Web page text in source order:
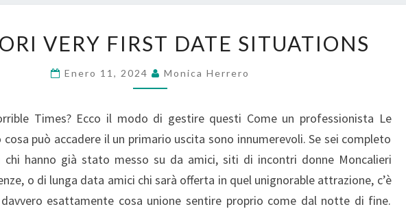
VERY
FIRST
DATE
VERY FIRST DATE SITUATIONS
Enero 11, 2024 Monica Herrero
Times? Ecco il modo di gestire questi Come un professionista Le
può accadere il un primario uscita sono innumerevoli. Se sei completo
chi hanno già stato messo su da amici, siti di incontri donne Moncalieri
o di lunga data amici chi sarà offerta in quel unignorable attrazione, c’è
esattamente cosa unione sentire proprio come dal notte di fine.